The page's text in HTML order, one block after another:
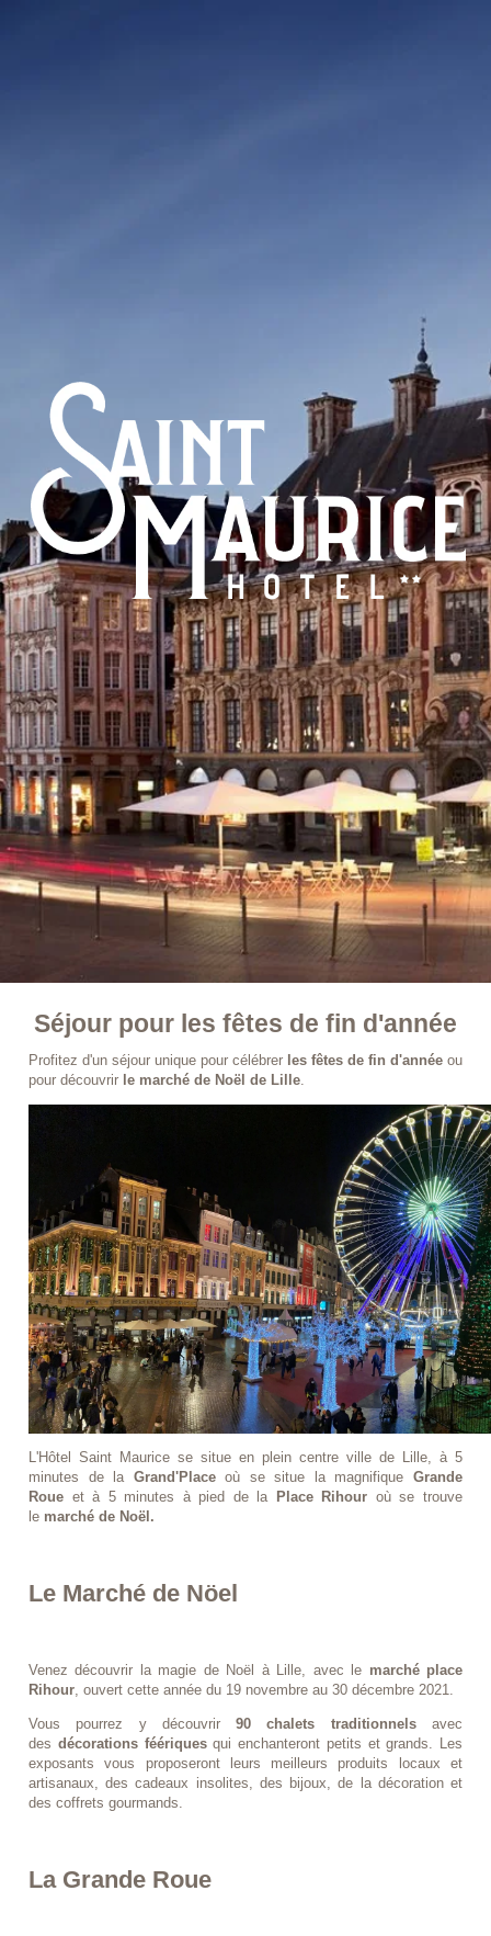
Séjour pour les fêtes de fin d'année
Profitez d'un séjour unique pour célébrer les fêtes de fin d'année ou
pour découvrir le marché de Noël de Lille.
L'Hôtel Saint Maurice se situe en plein centre ville de Lille, à 5
minutes de la Grand'Placeoù se situe la magnifiqueGrande
Roue et à 5 minutes à pied de la Place Rihour où se trouve
le marché de Noël.
Le Marché de Nöel
Venez découvrir la magie de Noël à Lille, avec le marché place
Rihour, ouvert cette année du 19 novembre au 30 décembre 2021.
Vous pourrez y découvrir90 chalets traditionnelsavec
des décorations féériquesqui enchanteront petits et grands. Les
exposants vous proposeront leurs meilleurs produits locaux et
artisanaux, des cadeaux insolites, des bijoux, de la décoration et
des coffrets gourmands.
La Grande Roue